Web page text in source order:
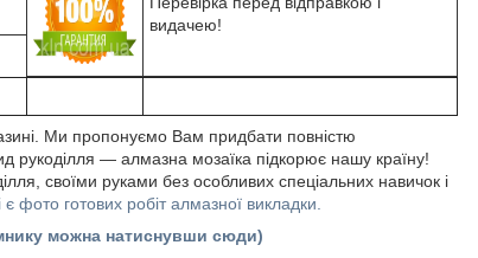
видачею!
Ми пропонуємо Вам придбати повністю
рукоділля ― алмазна мозаїка підкорює нашу країну!
своїми руками без особливих спеціальних навичок і
фото готових робіт алмазної викладки.
можна натиснувши сюди)